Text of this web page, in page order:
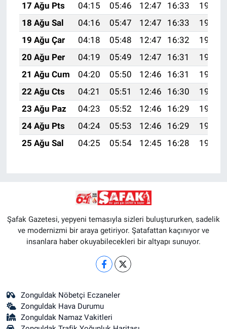
17 Ağu Pts
04:15 05:46 12:47 16:33
19:38
18 Ağu Sal
04:16 05:47 12:47 16:33
19:37
19 Ağu Çar
04:18 05:48 12:47 16:32
19:35
20 Ağu Per
04:19 05:49 12:47 16:31
19:34
21 Ağu Cum
04:20 05:50 12:46 16:31
19:33
22 Ağu Cts
04:21 05:51 12:46 16:30
19:31
23 Ağu Paz
04:23 05:52 12:46 16:29
19:30
24 Ağu Pts
04:24 05:53 12:46 16:29
19:28
25 Ağu Sal
04:25 05:54 12:45 16:28 19:27
Şafak Gazetesi, yepyeni temasıyla sizleri buluştururken, sadelik
ve modernizmi bir araya getiriyor. Şatafattan kaçınıyor ve
insanlara haber okuyabilecekleri bir altyapı sunuyor.
Zonguldak Nöbetçi Eczaneler
Zonguldak Hava Durumu
Zonguldak Namaz Vakitleri